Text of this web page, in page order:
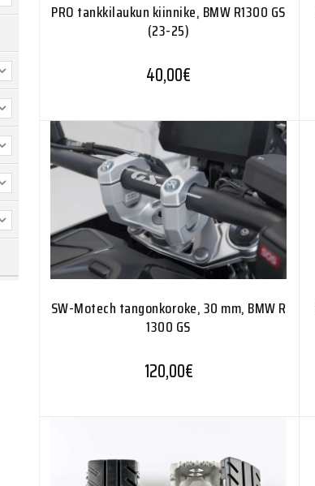
PRO tankkilaukun kiinnike, BMW R1300 GS
(23-25)
40,00€
SW-Motech tangonkoroke, 30 mm, BMW R
1300 GS
120,00€